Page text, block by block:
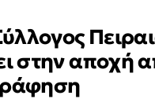
στην αποχή